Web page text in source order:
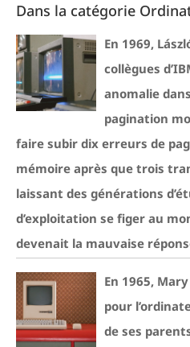
Dans la catégorie
En 1969,
collègues
anomalie
pagination
faire subir dix erreurs de
mémoire après que trois
laissant des générations
d’exploitation se figer au
devenait la mauvaise
En 1965,
pour
de ses